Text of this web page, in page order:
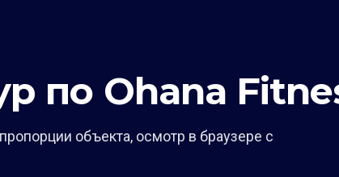
по Ohana
объекта, осмотр в браузере с